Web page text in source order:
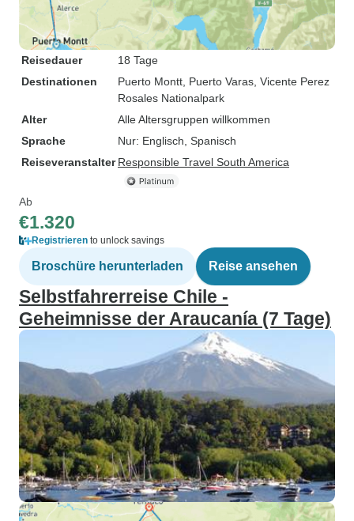
Reisedauer
18 Tage
Destinationen
Puerto Montt , Puerto Varas , Vicente Perez
Rosales Nationalpark
Alter
Alle Altersgruppen willkommen
Sprache
Nur: Englisch, Spanisch
Reiseveranstalter Responsible Travel South America
Ab
€1.320
Registrieren to unlock savings
Broschüre herunterladen Reise ansehen
Selbstfahrerreise Chile -
Geheimnisse der Araucanía (7 Tage)